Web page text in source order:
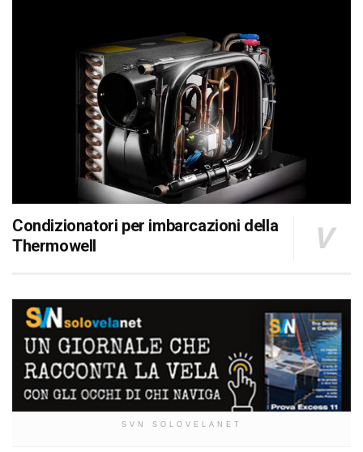
Condizionatori per imbarcazioni della
Thermowell
SVN SOLOVELANET